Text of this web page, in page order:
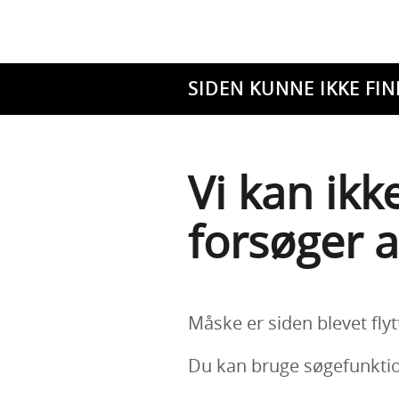
SIDEN KUNNE IKKE
Vi kan
forsøger
Måske er siden blevet
Du kan bruge